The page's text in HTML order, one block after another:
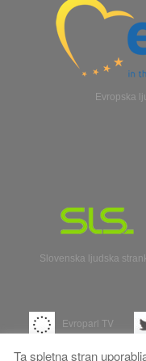
Evropska
Slovenska ljudska
Evroparl TV
Ta spletna stran